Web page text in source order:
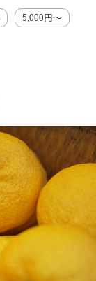
5,000円〜